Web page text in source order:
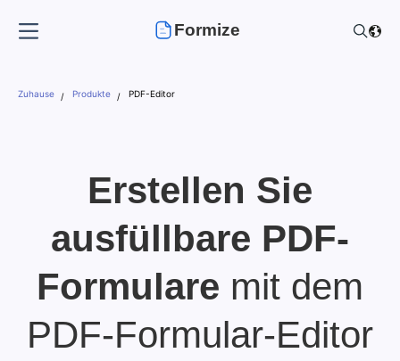
Formize
Zuhause Produkte PDF-Editor
Erstellen Sie
ausfüllbare PDF-
Formulare mit dem
PDF-Formular-Editor